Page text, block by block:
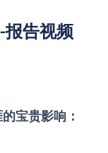
报告视频
宝贵影响：